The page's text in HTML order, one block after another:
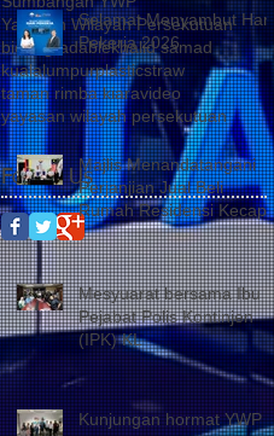
Yayasan Wilayah Persekutuan
biodegradablekhalid samad
kualalumpurplasticstraw
taman rimba kiaravideo
yayasan wilayah persekutuan
Follow Us
CATAT KEJAYAAN
MEMBANGGAKAN
Selamat Menyambut Hari
Pekerja 2026
Majlis Menandatangani
Perjanjian Jual Beli
Rumah Residensi Kecapi
Mesyuarat bersama Ibu
Pejabat Polis Kontinjen
(IPK) KL
Kunjungan hormat YWP